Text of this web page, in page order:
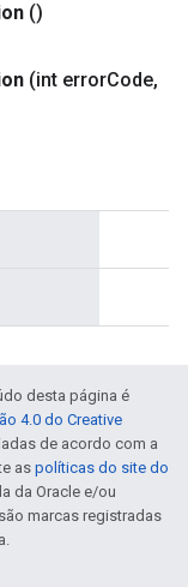
()
(int errorCode,
desta página é
4.0 do Creative
de acordo com a
aspolíticas do site do
da Oracle e/ou
marcas registradas